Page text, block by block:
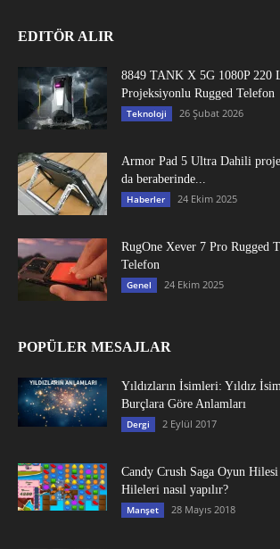
EDITÖR ALIR
8849 TANK X 5G 1080P 220
Projeksiyonlu Rugged Telefon
Teknoloji 26 Şubat 2026
Armor Pad 5 Ultra Dahili
da beraberinde...
Haberler 24 Ekim 2025
RugOne Xever 7 Pro Rugged
Telefon
Genel 24 Ekim 2025
POPÜLER MESAJLAR
Yıldızların İsimleri: Yıldız
Burçlara Göre Anlamları
Dergi 2 Eylül 2017
Candy Crush Saga Oyun
Hileleri nasıl yapılır?
Manşet 28 Mayıs 2018